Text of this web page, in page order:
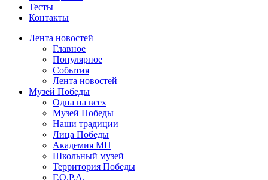
Тесты
Контакты
Лента новостей
Главное
Популярное
События
Лента новостей
Музей Победы
Одна на всех
Музей Победы
Наши традиции
Лица Победы
Академия МП
Школьный музей
Территория Победы
Г.О.Р.А.